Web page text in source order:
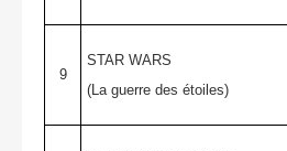
9
STAR WARS
(La guerre des étoiles)